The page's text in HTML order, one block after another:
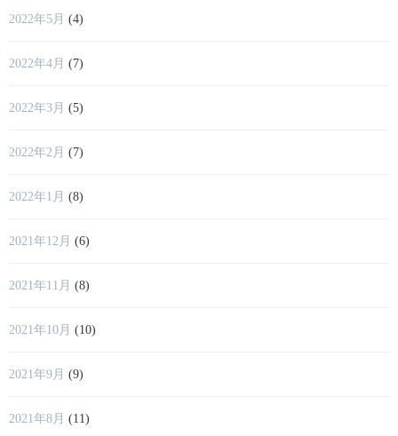
2022年5月 (4)
2022年4月 (7)
2022年3月 (5)
2022年2月 (7)
2022年1月 (8)
2021年12月 (6)
2021年11月 (8)
2021年10月 (10)
2021年9月 (9)
2021年8月 (11)